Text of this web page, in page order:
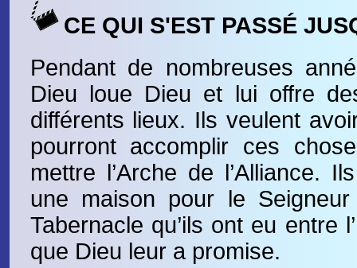
CE QUI S'EST PASSÉ
Pendant de nombreuses
Dieu loue Dieu et lui offre
différents lieux. Ils veulent
pourront accomplir ces
mettre l’Arche de l’Alliance.
une maison pour le
Tabernacle qu’ils ont eu entre
que Dieu leur a promise.